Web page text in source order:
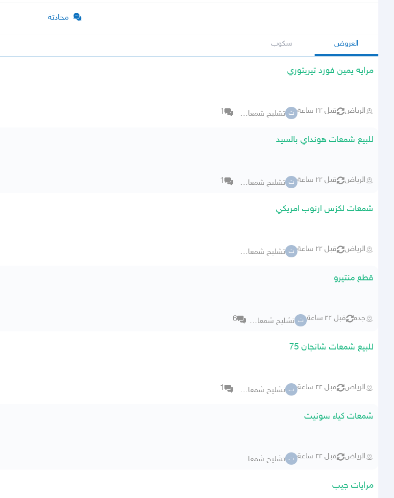
محادثة
العروض سكوب
مرايه يمين فورد تيريتوري
الرياض قبل ٢٢ ساعة ت تشليح شمعات وكاله 1
للبيع شمعات هونداي بالسيد
الرياض قبل ٢٢ ساعة ت تشليح شمعات وكاله 1
شمعات لكزس ارنوب امريكي
الرياض قبل ٢٢ ساعة ت تشليح شمعات وكاله
قطع منتيرو
جده قبل ٢٢ ساعة ت تشليح شمعات وكاله 6
للبيع شمعات شانجان 75
الرياض قبل ٢٢ ساعة ت تشليح شمعات وكاله 1
شمعات كياء سونيت
الرياض قبل ٢٢ ساعة ت تشليح شمعات وكاله
مرايات جيب